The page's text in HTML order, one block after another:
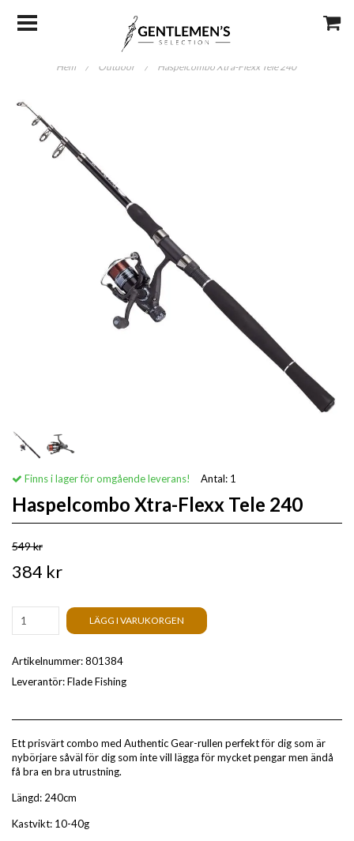
Hem / Outdoor / Haspelcombo Xtra-Flexx Tele 240
Finns i lager för omgående leverans! Antal: 1
Haspelcombo Xtra-Flexx Tele 240
549 kr
384 kr
LÄGG I VARUKORGEN
Artikelnummer:801384
Leverantör:Flade Fishing
Ett prisvärt combo med Authentic Gear-rullen perfekt för dig som är
nybörjare såväl för dig som inte vill lägga för mycket pengar men ändå
få bra en bra utrustning.
Längd: 240cm
Kastvikt: 10-40g